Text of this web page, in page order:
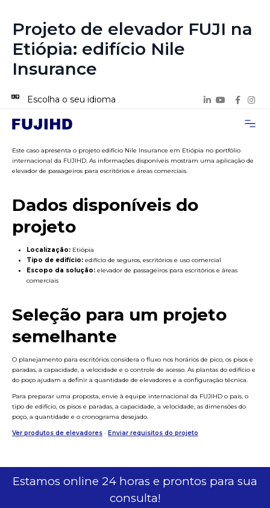
Projeto de elevador FUJI na
Etiópia: edifício Nile
Insurance
Escolha o seu idioma
Este caso apresenta o projeto edifício Nile Insurance em Etiópia no portfólio
internacional da FUJIHD. As informações disponíveis mostram uma aplicação de
elevador de passageiros para escritórios e áreas comerciais.
Dados disponíveis do
projeto
Localização: Etiópia
Tipo de edifício: edifício de seguros, escritórios e uso comercial
Escopo da solução: elevador de passageiros para escritórios e áreas
comerciais
Seleção para um projeto
semelhante
O planejamento para escritórios considera o fluxo nos horários de pico, os pisos e
paradas, a capacidade, a velocidade e o controle de acesso. As plantas do edifício e
do poço ajudam a definir a quantidade de elevadores e a configuração técnica.
Para preparar uma proposta, envie à equipe internacional da FUJIHD o país, o
tipo de edifício, os pisos e paradas, a capacidade, a velocidade, as dimensões do
poço, a quantidade e o cronograma desejado.
Ver produtos de elevadores · Enviar requisitos do projeto
Estamos online 24 horas e prontos para sua
consulta!